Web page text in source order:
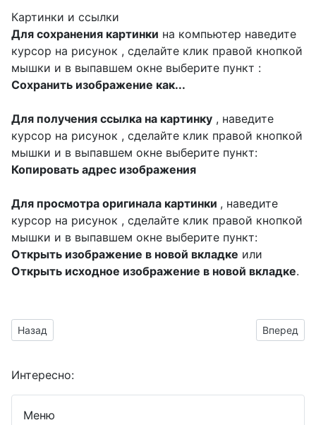
Картинки и ссылки
Для сохранения картинки на компьютер наведите
курсор на рисунок , сделайте клик правой кнопкой
мышки и в выпавшем окне выберите пункт :
Сохранить изображение как...
Для получения ссылка на картинку , наведите
курсор на рисунок , сделайте клик правой кнопкой
мышки и в выпавшем окне выберите пункт:
Копировать адрес изображения
Для просмотра оригинала картинки , наведите
курсор на рисунок , сделайте клик правой кнопкой
мышки и в выпавшем окне выберите пункт:
Открыть изображение в новой вкладке или
Открыть исходное изображение в новой вкладке.
Предыдущий материал: поздравить родного человека с
Назад Вперед
Интересно:
Меню